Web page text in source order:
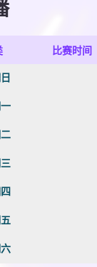
比赛时间